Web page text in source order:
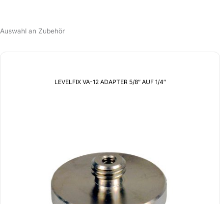
Auswahl an Zubehör
LEVELFIX VA-12 ADAPTER 5/8″ AUF 1/4″